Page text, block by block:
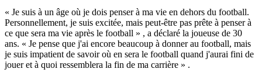
« Je suis à un âge où je dois penser à ma vie en dehors du football.
Personnellement, je suis excitée, mais peut-être pas prête à penser à
ce que sera ma vie après le football » , a déclaré la joueuse de 30
ans. « Je pense que j'ai encore beaucoup à donner au football, mais
je suis impatient de savoir où en sera le football quand j'aurai fini de
jouer et à quoi ressemblera la fin de ma carrière » .